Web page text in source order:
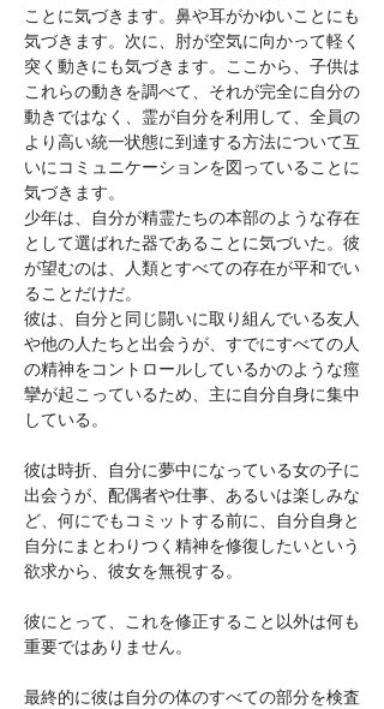
ことに気づきます。鼻や耳がかゆいことにも
気づきます。次に、肘が空気に向かって軽く
突く動きにも気づきます。ここから、子供は
これらの動きを調べて、それが完全に自分の
動きではなく、霊が自分を利用して、全員の
より高い統一状態に到達する方法について互
いにコミュニケーションを図っていることに
気づきます。
少年は、自分が精霊たちの本部のような存在
として選ばれた器であることに気づいた。彼
が望むのは、人類とすべての存在が平和でい
ることだけだ。
彼は、自分と同じ闘いに取り組んでいる友人
や他の人たちと出会うが、すでにすべての人
の精神をコントロールしているかのような痙
攣が起こっているため、主に自分自身に集中
している。
彼は時折、自分に夢中になっている女の子に
出会うが、配偶者や仕事、あるいは楽しみな
ど、何にでもコミットする前に、自分自身と
自分にまとわりつく精神を修復したいという
欲求から、彼女を無視する。
彼にとって、これを修正すること以外は何も
重要ではありません。
最終的に彼は自分の体のすべての部分を検査